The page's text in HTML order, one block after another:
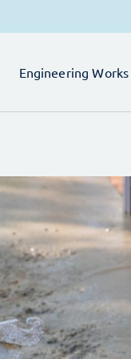
Engineering Works